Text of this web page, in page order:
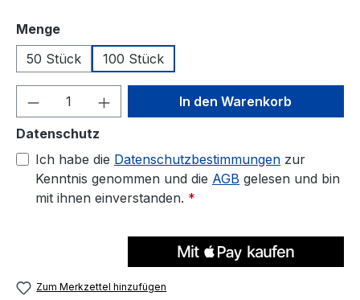
Mengeauswählen
50 Stück
100 Stück
Produkt Anzahl: Gib denIn den Warenkorb
Datenschutz
Ich habe die Datenschutzbestimmungen zur
Kenntnis genommen und die AGB gelesen und bin
mit ihnen einverstanden. *
Zum Merkzettel hinzufügen